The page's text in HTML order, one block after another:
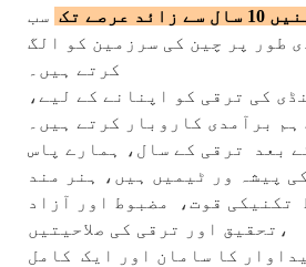
تک
سب
طور پر چین کی سرزمین کو الگ
کرتے ہیں۔
کی ترقی کو اپنانے کے لیے،
ہم برآمدی کاروبار کرتے ہیں۔
بعد
ترقی کے سال، ہمارے پاس
پیشہ ور ٹیمیں ہیں، ہنر مند
تکنیکی قوت،
مضبوط اور آزاد
تحقیق اور ترقی کی صلاحیتیں،
کا سامان اور ایک کامل